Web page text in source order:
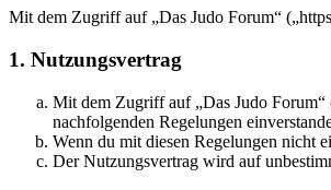
Mit dem Zugriff auf „Das Judo Forum“
1. Nutzungsvertrag
Mit dem Zugriff auf „Das Judo Forum“
nachfolgenden Regelungen
Wenn du mit diesen Regelungen nicht
Der Nutzungsvertrag wird auf